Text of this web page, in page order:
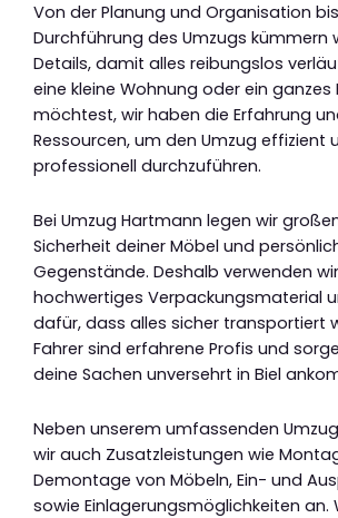
Von der Planung und Organisation
Durchführung des Umzugs kümmern
Details, damit alles reibungslos
eine kleine Wohnung oder ein ganzes
möchtest, wir haben die Erfahrung
Ressourcen, um den Umzug effizient
professionell durchzuführen.
Bei Umzug Hartmann legen wir
Sicherheit deiner Möbel und
Gegenstände. Deshalb verwenden
hochwertiges Verpackungsmaterial
dafür, dass alles sicher transportiert
Fahrer sind erfahrene Profis und
deine Sachen unversehrt in Biel
Neben unserem umfassenden
wir auch Zusatzleistungen wie
Demontage von Möbeln, Ein- und
sowie Einlagerungsmöglichkeiten an.